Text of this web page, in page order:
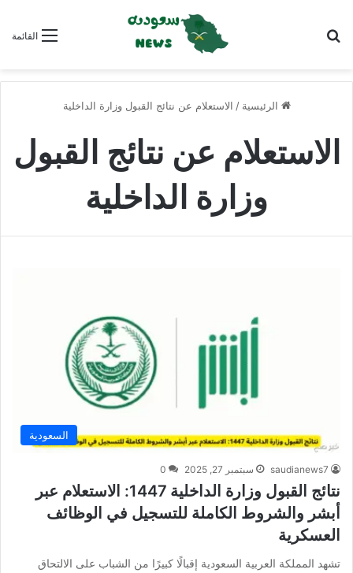
القائمة
الرئيسية / الاستعلام عن نتائج القبول وزارة الداخلية
الاستعلام عن نتائج القبول
وزارة الداخلية
السعودية
saudianews7 سبتمبر 27, 2025 0
نتائج القبول وزارة الداخلية 1447: الاستعلام عبر
أبشر والشروط الكاملة للتسجيل في الوظائف
العسكرية
تشهد المملكة العربية السعودية إقبالًا كبيرًا من الشباب على الالتحاق